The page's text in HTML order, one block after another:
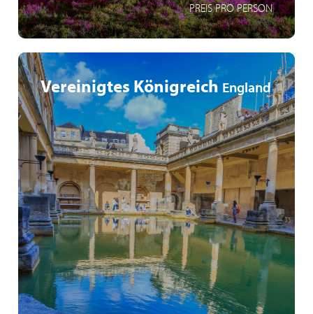
PREIS PRO PERSON
Vereinigtes Königreich England
Reisebgleitung durch Bath-Expertin Dominique
Bath, Wells, Costwolds, Stonehenge
High Tea
MEHR ERFAHREN